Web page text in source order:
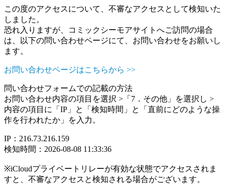
この度のアクセスについて、不審なアクセスとして検知いた
しました。
恐れ入りますが、コミックシーモアサイトへご訪問の場合
は、以下の問い合わせページにて、お問い合わせをお願いし
ます。
お問い合わせページはこちらから >>
問い合わせフォームでの記載の方法
お問い合わせ内容の項目を選択 >「7．その他」を選択し >
内容の項目に「IP」と「検知時間」と「直前にどのような操
作を行われたか」を入力。
IP：216.73.216.159
検知時間：2026-08-08 11:33:36
※iCloudプライベートリレーが有効な状態でアクセスされま
すと、不審なアクセスと検知される場合がございます。